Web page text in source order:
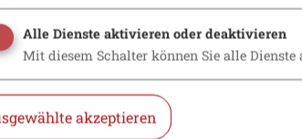
Alle Dienste aktivieren oder deaktivieren
Mit diesem Schalter können Sie alle
akzeptieren